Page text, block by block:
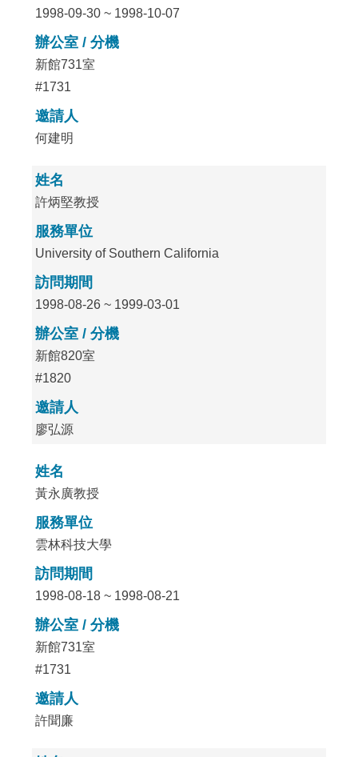
1998-09-30 ~ 1998-10-07
辦公室 / 分機
新館731室
#1731
邀請人
何建明
姓名
許炳堅教授
服務單位
University of Southern California
訪問期間
1998-08-26 ~ 1999-03-01
辦公室 / 分機
新館820室
#1820
邀請人
廖弘源
姓名
黃永廣教授
服務單位
雲林科技大學
訪問期間
1998-08-18 ~ 1998-08-21
辦公室 / 分機
新館731室
#1731
邀請人
許聞廉